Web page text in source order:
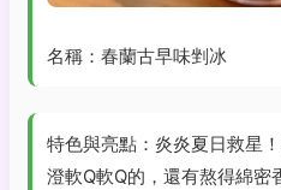
名稱：春蘭古早味剉冰
特色與亮點：炎炎夏日救星
澄軟Q軟Q的，還有熬得綿密